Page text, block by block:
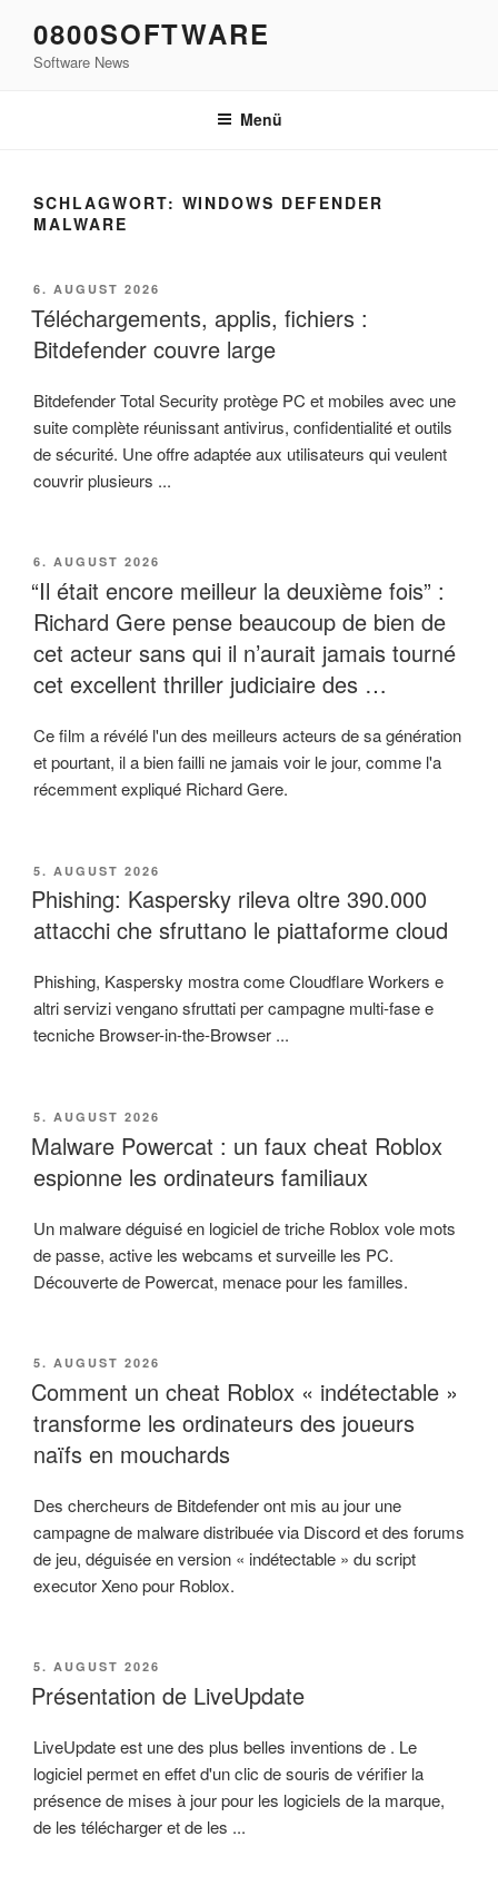
Inhalt
springen
0800SOFTWARE
Software News
Menü
SCHLAGWORT: WINDOWS DEFENDER
MALWARE
VERÖFFENTLICHT
AM
6. AUGUST 2026
Téléchargements, applis, fichiers :
Bitdefender couvre large
Bitdefender Total Security protège PC et mobiles avec une
suite complète réunissant antivirus, confidentialité et outils
de sécurité. Une offre adaptée aux utilisateurs qui veulent
couvrir plusieurs ...
VERÖFFENTLICHT
AM
6. AUGUST 2026
“Il était encore meilleur la deuxième fois” :
Richard Gere pense beaucoup de bien de
cet acteur sans qui il n’aurait jamais tourné
cet excellent thriller judiciaire des …
Ce film a révélé l'un des meilleurs acteurs de sa génération
et pourtant, il a bien failli ne jamais voir le jour, comme l'a
récemment expliqué Richard Gere.
VERÖFFENTLICHT
AM
5. AUGUST 2026
Phishing: Kaspersky rileva oltre 390.000
attacchi che sfruttano le piattaforme cloud
Phishing, Kaspersky mostra come Cloudflare Workers e
altri servizi vengano sfruttati per campagne multi-fase e
tecniche Browser-in-the-Browser ...
VERÖFFENTLICHT
AM
5. AUGUST 2026
Malware Powercat : un faux cheat Roblox
espionne les ordinateurs familiaux
Un malware déguisé en logiciel de triche Roblox vole mots
de passe, active les webcams et surveille les PC.
Découverte de Powercat, menace pour les familles.
VERÖFFENTLICHT
AM
5. AUGUST 2026
Comment un cheat Roblox « indétectable »
transforme les ordinateurs des joueurs
naïfs en mouchards
Des chercheurs de Bitdefender ont mis au jour une
campagne de malware distribuée via Discord et des forums
de jeu, déguisée en version « indétectable » du script
executor Xeno pour Roblox.
VERÖFFENTLICHT
AM
5. AUGUST 2026
Présentation de LiveUpdate
LiveUpdate est une des plus belles inventions de . Le
logiciel permet en effet d'un clic de souris de vérifier la
présence de mises à jour pour les logiciels de la marque,
de les télécharger et de les ...